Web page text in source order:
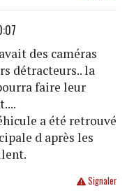
des caméras
détracteurs.. la
faire leur
a été retrouvé
d après les
Signaler